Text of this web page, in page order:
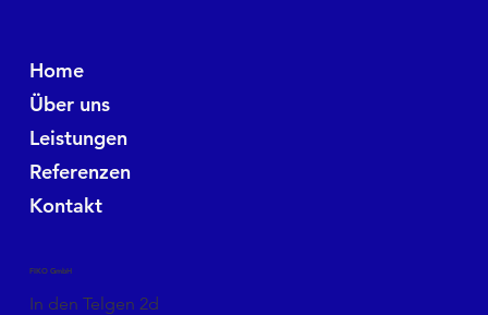
Home
Über uns
Leistungen
Referenzen
Kontakt
FIKO GmbH
In den Telgen 2d